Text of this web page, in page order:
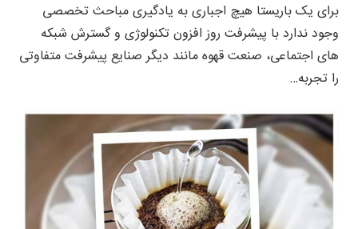
برای یک باریستا هیچ اجباری به یادگیری مباحث تخصصی
وجود ندارد با پیشرفت روز افزون تکنولوژی و گسترش شبکه
های اجتماعی، صنعت قهوه مانند دیگر صنایع پیشرفت متفاوتی
را تجربه…